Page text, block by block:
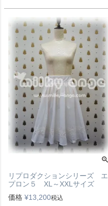
リプロダクションシリーズ エ
プロン５ XL～XXLサイズ
価格 ¥13,200税込